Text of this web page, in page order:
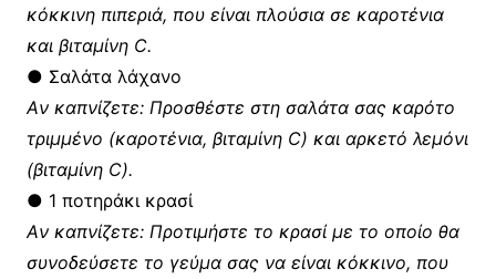
κόκκινη πιπεριά, που είναι πλούσια σε καροτένια
και βιταμίνη C.
● Σαλάτα λάχανο
Aν καπνίζετε: Προσθέστε στη σαλάτα σας καρότο
τριμμένο (καροτένια, βιταμίνη C) και αρκετό λεμόνι
(βιταμίνη C).
● 1 ποτηράκι κρασί
Aν καπνίζετε: Προτιμήστε το κρασί με το οποίο θα
συνοδεύσετε το γεύμα σας να είναι κόκκινο, που